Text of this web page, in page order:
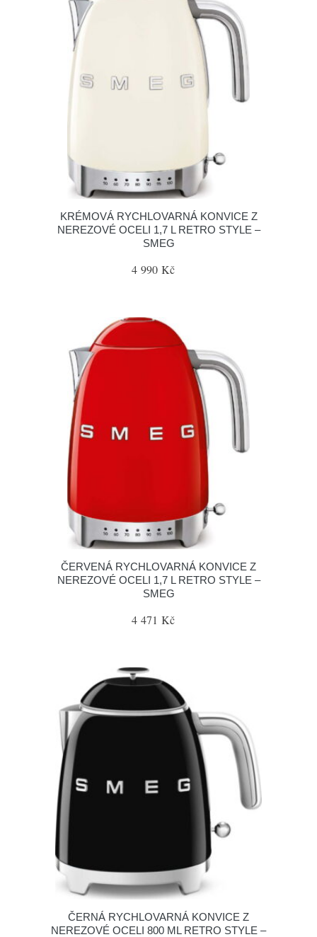
KRÉMOVÁ RYCHLOVARNÁ KONVICE Z
NEREZOVÉ OCELI 1,7 L RETRO STYLE –
SMEG
4 990 Kč
ČERVENÁ RYCHLOVARNÁ KONVICE Z
NEREZOVÉ OCELI 1,7 L RETRO STYLE –
SMEG
4 471 Kč
ČERNÁ RYCHLOVARNÁ KONVICE Z
NEREZOVÉ OCELI 800 ML RETRO STYLE –